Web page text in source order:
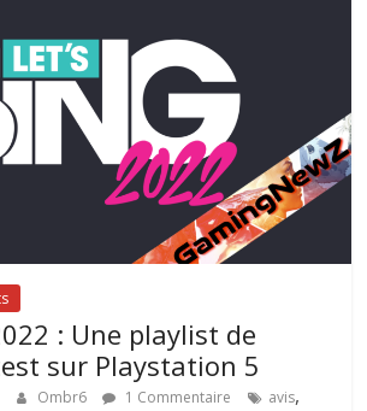
: Une playlist de
sur Playstation 5
Ombr6 1 Commentaire avis,